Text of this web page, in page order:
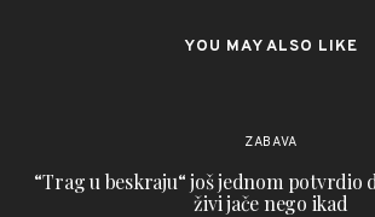
YOU MAY ALSO LIKE
ZABAVA
“Trag u beskraju“ još jednom potvrdio
živi jače nego ikad